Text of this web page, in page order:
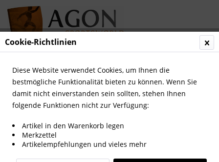
Menü
Übersicht Deutsche Nationalspieler
Cookie-Richtlinien
Diese Website verwendet Cookies, um Ihnen die
bestmögliche Funktionalität bieten zu können. Wenn Sie
damit nicht einverstanden sein sollten, stehen Ihnen
folgende Funktionen nicht zur Verfügung:
Artikel in den Warenkorb legen
Merkzettel
Artikelempfehlungen und vieles mehr